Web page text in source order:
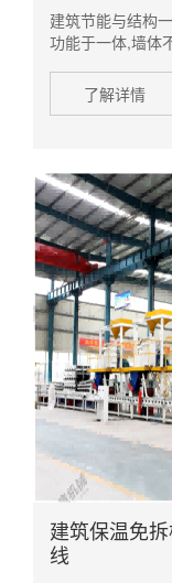
建筑节能与结构
功能于一体,墙体
了解详情
建筑保温免
线